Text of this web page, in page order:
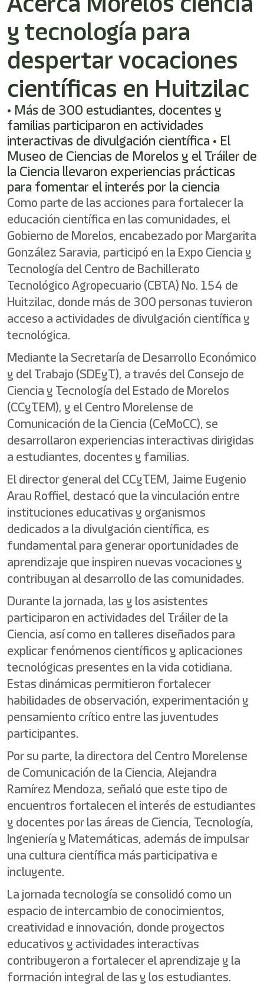
y tecnología para
despertar vocaciones
científicas en Huitzilac
• Más de 300 estudiantes, docentes y
familias participaron en actividades
interactivas de divulgación científica • El
Museo de Ciencias de Morelos y el Tráiler de
la Ciencia llevaron experiencias prácticas
para fomentar el interés por la ciencia
Como parte de las acciones para fortalecer la
educación científica en las comunidades, el
Gobierno de Morelos, encabezado por Margarita
González Saravia, participó en la Expo Ciencia y
Tecnología del Centro de Bachillerato
Tecnológico Agropecuario (CBTA) No. 154 de
Huitzilac, donde más de 300 personas tuvieron
acceso a actividades de divulgación científica y
tecnológica.
Mediante la Secretaría de Desarrollo Económico
y del Trabajo (SDEyT), a través del Consejo de
Ciencia y Tecnología del Estado de Morelos
(CCyTEM), y el Centro Morelense de
Comunicación de la Ciencia (CeMoCC), se
desarrollaron experiencias interactivas dirigidas
a estudiantes, docentes y familias.
El director general del CCyTEM, Jaime Eugenio
Arau Roffiel, destacó que la vinculación entre
instituciones educativas y organismos
dedicados a la divulgación científica, es
fundamental para generar oportunidades de
aprendizaje que inspiren nuevas vocaciones y
contribuyan al desarrollo de las comunidades.
Durante la jornada, las y los asistentes
participaron en actividades del Tráiler de la
Ciencia, así como en talleres diseñados para
explicar fenómenos científicos y aplicaciones
tecnológicas presentes en la vida cotidiana.
Estas dinámicas permitieron fortalecer
habilidades de observación, experimentación y
pensamiento crítico entre las juventudes
participantes.
Por su parte, la directora del Centro Morelense
de Comunicación de la Ciencia, Alejandra
Ramírez Mendoza, señaló que este tipo de
encuentros fortalecen el interés de estudiantes
y docentes por las áreas de Ciencia, Tecnología,
Ingeniería y Matemáticas, además de impulsar
una cultura científica más participativa e
incluyente.
La jornada tecnología se consolidó como un
espacio de intercambio de conocimientos,
creatividad e innovación, donde proyectos
educativos y actividades interactivas
contribuyeron a fortalecer el aprendizaje y la
formación integral de las y los estudiantes.